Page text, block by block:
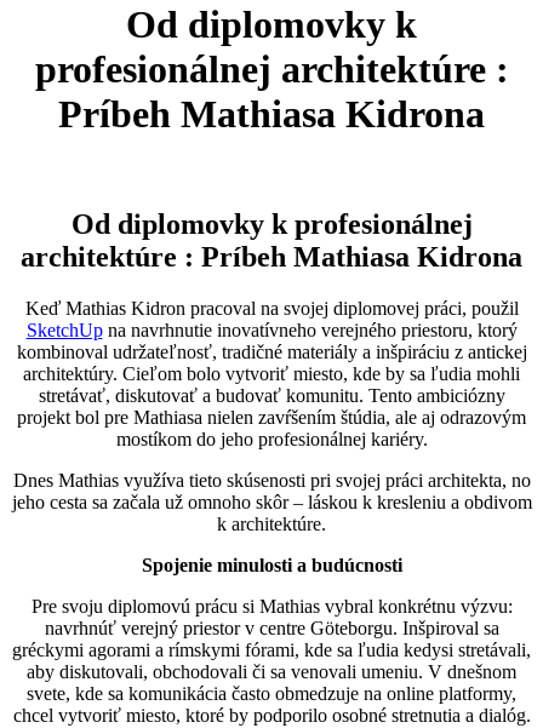
Od diplomovky k
profesionálnej architektúre :
Príbeh Mathiasa Kidrona
Od diplomovky k profesionálnej
architektúre : Príbeh Mathiasa Kidrona
Keď Mathias Kidron pracoval na svojej diplomovej práci, použil
SketchUpna navrhnutie inovatívneho verejného priestoru, ktorý
kombinoval udržateľnosť, tradičné materiály a inšpiráciu z antickej
architektúry. Cieľom bolo vytvoriť miesto, kde by sa ľudia mohli
stretávať, diskutovať a budovať komunitu. Tento ambiciózny
projekt bol pre Mathiasa nielen zavŕšením štúdia, ale aj odrazovým
mostíkom do jeho profesionálnej kariéry.
Dnes Mathias využíva tieto skúsenosti pri svojej práci architekta, no
jeho cesta sa začala už omnoho skôr – láskou k kresleniu a obdivom
k architektúre.
Spojenie minulosti a budúcnosti
Pre svoju diplomovú prácu si Mathias vybral konkrétnu výzvu:
navrhnúť verejný priestor v centre Göteborgu. Inšpiroval sa
gréckymi agorami a rímskymi fórami, kde sa ľudia kedysi stretávali,
aby diskutovali, obchodovali či sa venovali umeniu. V dnešnom
svete, kde sa komunikácia často obmedzuje na online platformy,
chcel vytvoriť miesto, ktoré by podporilo osobné stretnutia a dialóg.